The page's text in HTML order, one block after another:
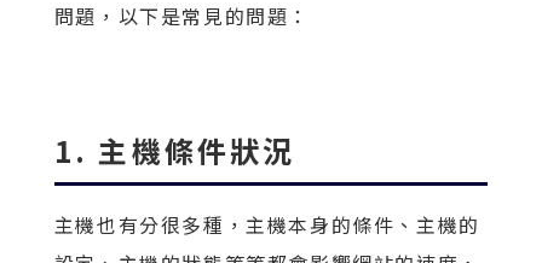
問題，以下是常見的問題：
1. 主機條件狀況
主機也有分很多種，主機本身的條件、主機的